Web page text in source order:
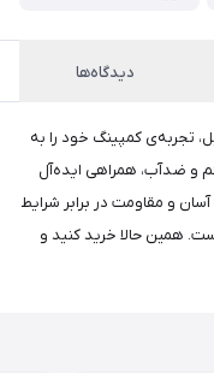
دیدگاه‌ها
ویلیج 5 تیتانیوم وینیل، تجربه‌ی کمپینگ خود را به
و ضدآب، همراهی ایده‌آل
و مقاومت در برابر شرایط
همین حالا خرید کنید و